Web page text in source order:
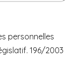
personnelles
196/2003